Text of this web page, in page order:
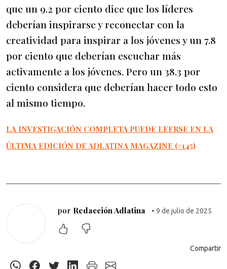
que un 9.2 por ciento dice que los líderes
deberían inspirarse y reconectar con la
creatividad para inspirar a los jóvenes y un 7.8
por ciento que deberían escuchar más
activamente a los jóvenes. Pero un 38.3 por
ciento considera que deberían hacer todo esto
al mismo tiempo.
LA INVESTIGACIÓN COMPLETA PUEDE LEERSE EN LA
ÚLTIMA EDICIÓN DE ADLATINA MAGAZINE (#145)
por Redacción Adlatina • 9 de julio de 2025
Compartir